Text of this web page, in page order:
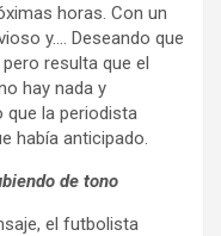
horas. Con un
y…. Deseando que
resulta que el
hay nada y
que la periodista
había anticipado.
de tono
el futbolista